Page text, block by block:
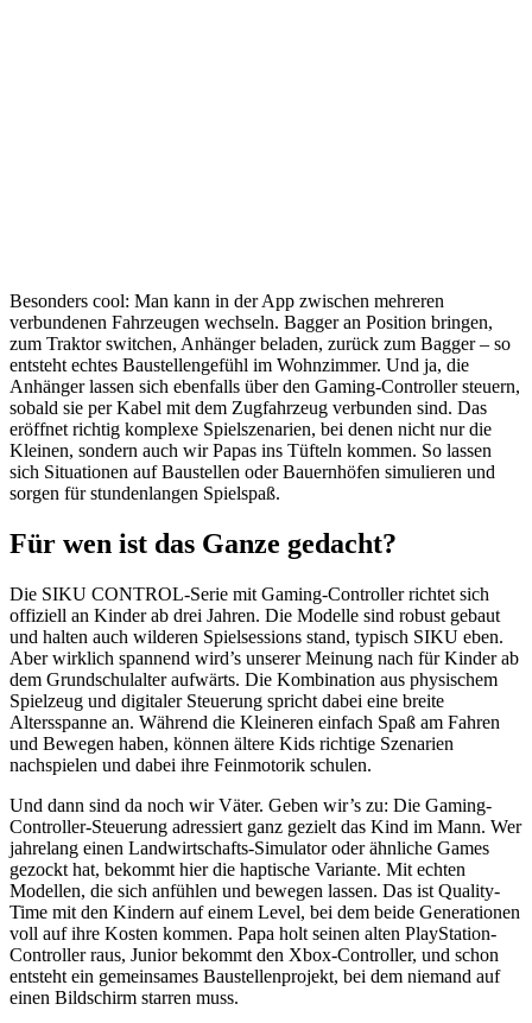
Besonders cool: Man kann in der App zwischen mehreren
verbundenen Fahrzeugen wechseln. Bagger an Position bringen,
zum Traktor switchen, Anhänger beladen, zurück zum Bagger – so
entsteht echtes Baustellengefühl im Wohnzimmer. Und ja, die
Anhänger lassen sich ebenfalls über den Gaming-Controller steuern,
sobald sie per Kabel mit dem Zugfahrzeug verbunden sind. Das
eröffnet richtig komplexe Spielszenarien, bei denen nicht nur die
Kleinen, sondern auch wir Papas ins Tüfteln kommen. So lassen
sich Situationen auf Baustellen oder Bauernhöfen simulieren und
sorgen für stundenlangen Spielspaß.
Für wen ist das Ganze gedacht?
Die SIKU CONTROL-Serie mit Gaming-Controller richtet sich
offiziell an Kinder ab drei Jahren. Die Modelle sind robust gebaut
und halten auch wilderen Spielsessions stand, typisch SIKU eben.
Aber wirklich spannend wird’s unserer Meinung nach für Kinder ab
dem Grundschulalter aufwärts. Die Kombination aus physischem
Spielzeug und digitaler Steuerung spricht dabei eine breite
Altersspanne an. Während die Kleineren einfach Spaß am Fahren
und Bewegen haben, können ältere Kids richtige Szenarien
nachspielen und dabei ihre Feinmotorik schulen.
Und dann sind da noch wir Väter. Geben wir’s zu: Die Gaming-
Controller-Steuerung adressiert ganz gezielt das Kind im Mann. Wer
jahrelang einen Landwirtschafts-Simulator oder ähnliche Games
gezockt hat, bekommt hier die haptische Variante. Mit echten
Modellen, die sich anfühlen und bewegen lassen. Das ist Quality-
Time mit den Kindern auf einem Level, bei dem beide Generationen
voll auf ihre Kosten kommen. Papa holt seinen alten PlayStation-
Controller raus, Junior bekommt den Xbox-Controller, und schon
entsteht ein gemeinsames Baustellenprojekt, bei dem niemand auf
einen Bildschirm starren muss.